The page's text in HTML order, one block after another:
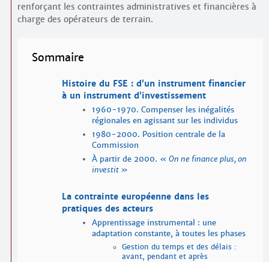
renforçant les contraintes administratives et financières à
charge des opérateurs de terrain.
Sommaire
Histoire du FSE : d’un instrument financier
à un instrument d’investissement
1960-1970. Compenser les inégalités
régionales en agissant sur les individus
1980-2000. Position centrale de la
Commission
À partir de 2000.
On ne finance plus, on
investit
La contrainte européenne dans les
pratiques des acteurs
Apprentissage instrumental : une
adaptation constante, à toutes les phases
Gestion du temps et des délais :
avant, pendant et après